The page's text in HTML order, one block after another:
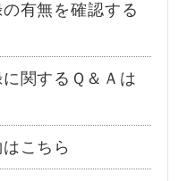
有無を確認する
関するＱ＆Ａは
こちら